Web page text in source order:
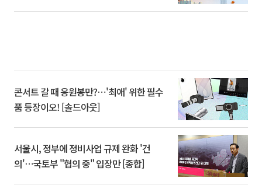
콘서트 갈 때 응원봉만?⋯'최애' 위한 필수
품 등장이오! [솔드아웃]
서울시, 정부에 정비사업 규제 완화 '건
의'⋯국토부 "협의 중" 입장만 [종합]